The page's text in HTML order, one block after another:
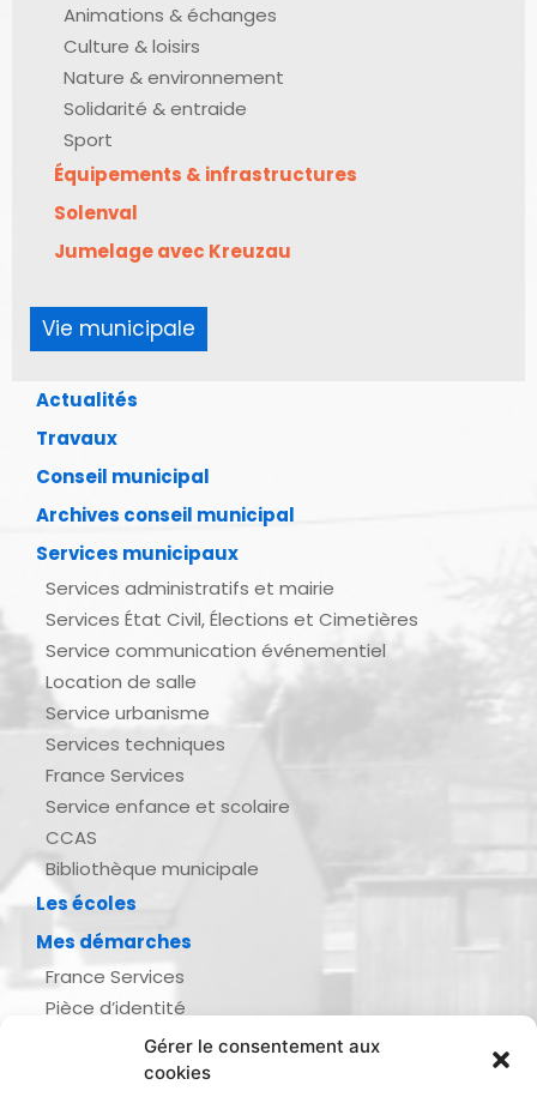
Gérer le consentement aux
cookies
Animations & échanges
Culture & loisirs
Nature & environnement
Solidarité & entraide
Sport
Équipements & infrastructures
Solenval
Jumelage avec Kreuzau
Vie municipale
Actualités
Travaux
Conseil municipal
Archives conseil municipal
Services municipaux
Services administratifs et mairie
Services État Civil, Élections et Cimetières
Service communication événementiel
Location de salle
Service urbanisme
Services techniques
France Services
Service enfance et scolaire
CCAS
Bibliothèque municipale
Les écoles
Mes démarches
France Services
Pièce d’identité
Demande d’actes d’état civil